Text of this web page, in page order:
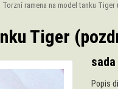
Torzní ramena na model tanku Tiger
Tiger
Popis